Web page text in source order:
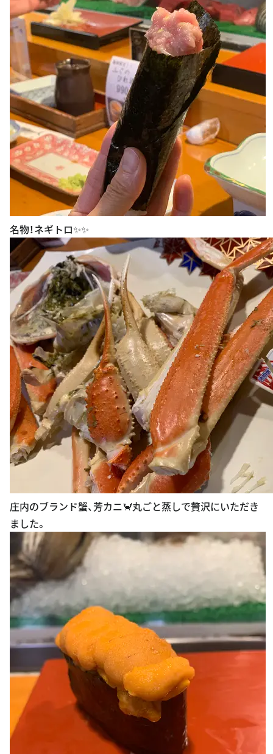
名物！ネギトロ✨✨
庄内のブランド蟹、芳カニ🦀丸ごと蒸しで贅沢にいただき
ました。